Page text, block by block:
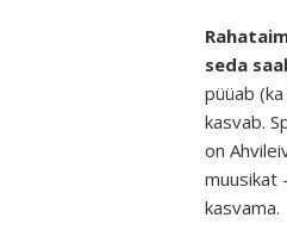
seda
püüab
kasvab.
on
muusikat
kasvama.